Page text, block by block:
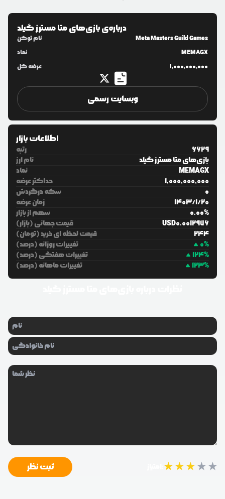
درباره‌یبازی‌های متا مسترز گیلد
نام توکن
Meta Masters Guild Games
نماد
MEMAGX
عرضه کل
1,000,000,000
وبسایت رسمی
اطلاعات بازار
رتبه
6629
نام ارز
بازی‌های متا مسترز گیلد
نماد
MEMAGX
حداکثر عرضه
1,000,000,000
سکه درگردش
0
زمان عرضه
1403/1/20
سهم از بازار
0.00%
قیمت جهانی (بازار)
USD0.0012976
قیمت لحظه ای خرید (تومان)
244
تغییرات روزانه (درصد)
0%
تغییرات هفتگی (درصد)
124%
تغییرات ماهانه (درصد)
123%
★★★★★ ثبت نظر